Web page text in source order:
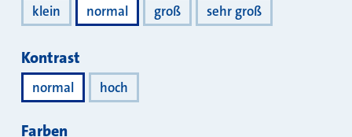
klein normal groß sehr groß
Kontrast
normal hoch
Farben